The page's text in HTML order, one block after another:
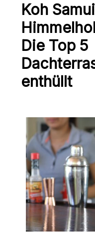
Koh
Die Top 5
enthüllt